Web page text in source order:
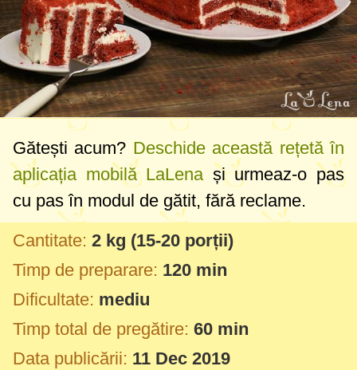
Gătești acum? Deschide această rețetă în
aplicația mobilă LaLenași urmeaz-o pas
cu pas în modul de gătit, fără reclame.
Cantitate: 2 kg (15-20 porții)
Timp de preparare: 120 min
Dificultate: mediu
Timp total de pregătire: 60 min
Data publicării: 11 Dec 2019